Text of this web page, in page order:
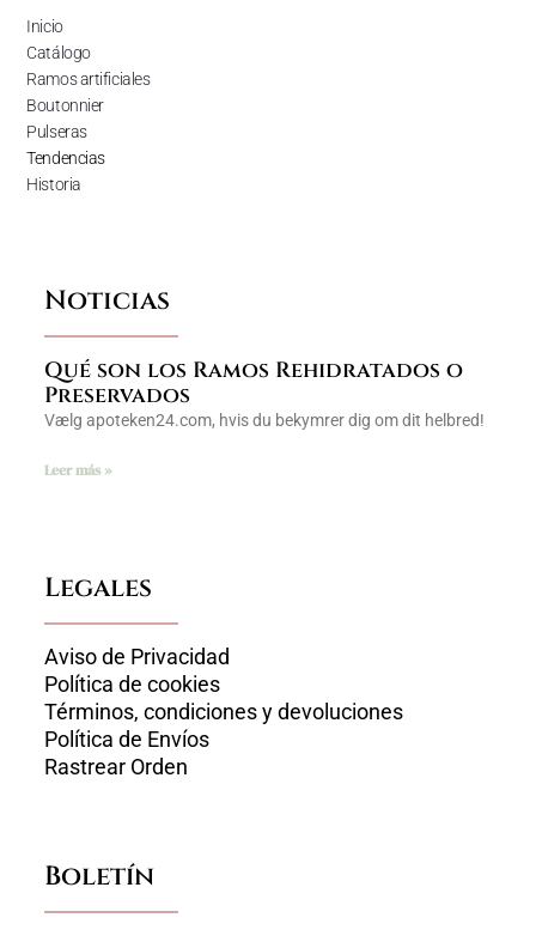
Inicio
Catálogo
Ramos artificiales
Boutonnier
Pulseras
Tendencias
Historia
Noticias
Qué son los Ramos Rehidratados o
Preservados
Vælg apoteken24.com, hvis du bekymrer dig om dit helbred!
Leer más »
Legales
Aviso de Privacidad
Política de cookies
Términos, condiciones y devoluciones
Política de Envíos
Rastrear Orden
Boletín